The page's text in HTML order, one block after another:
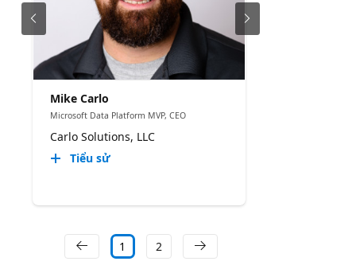
Mike Carlo
Microsoft Data Platform MVP, CEO
Carlo Solutions, LLC
Tiểu sử
1 2